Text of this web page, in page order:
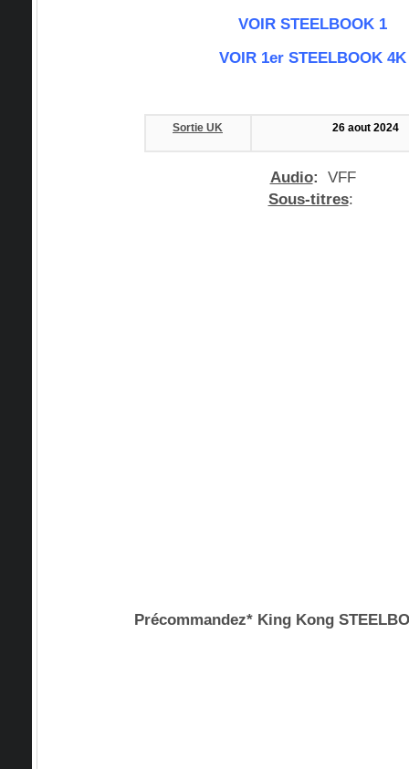
VOIR STEELBOOK 1
VOIR 1er STEELBOOK 4K
Sortie UK 26 aout 2024
Audio: VFF
Sous-titres:
Précommandez* King Kong